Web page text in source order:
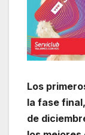
Los
la fase
de